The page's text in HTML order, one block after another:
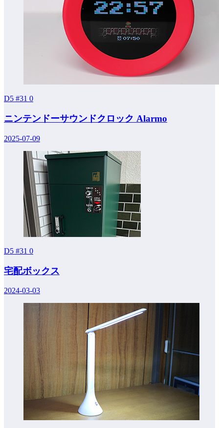
D5 #31 0
ニンテンドーサウンドクロック Alarmo
2025-07-09
D5 #31 0
宅配ボックス
2024-03-03